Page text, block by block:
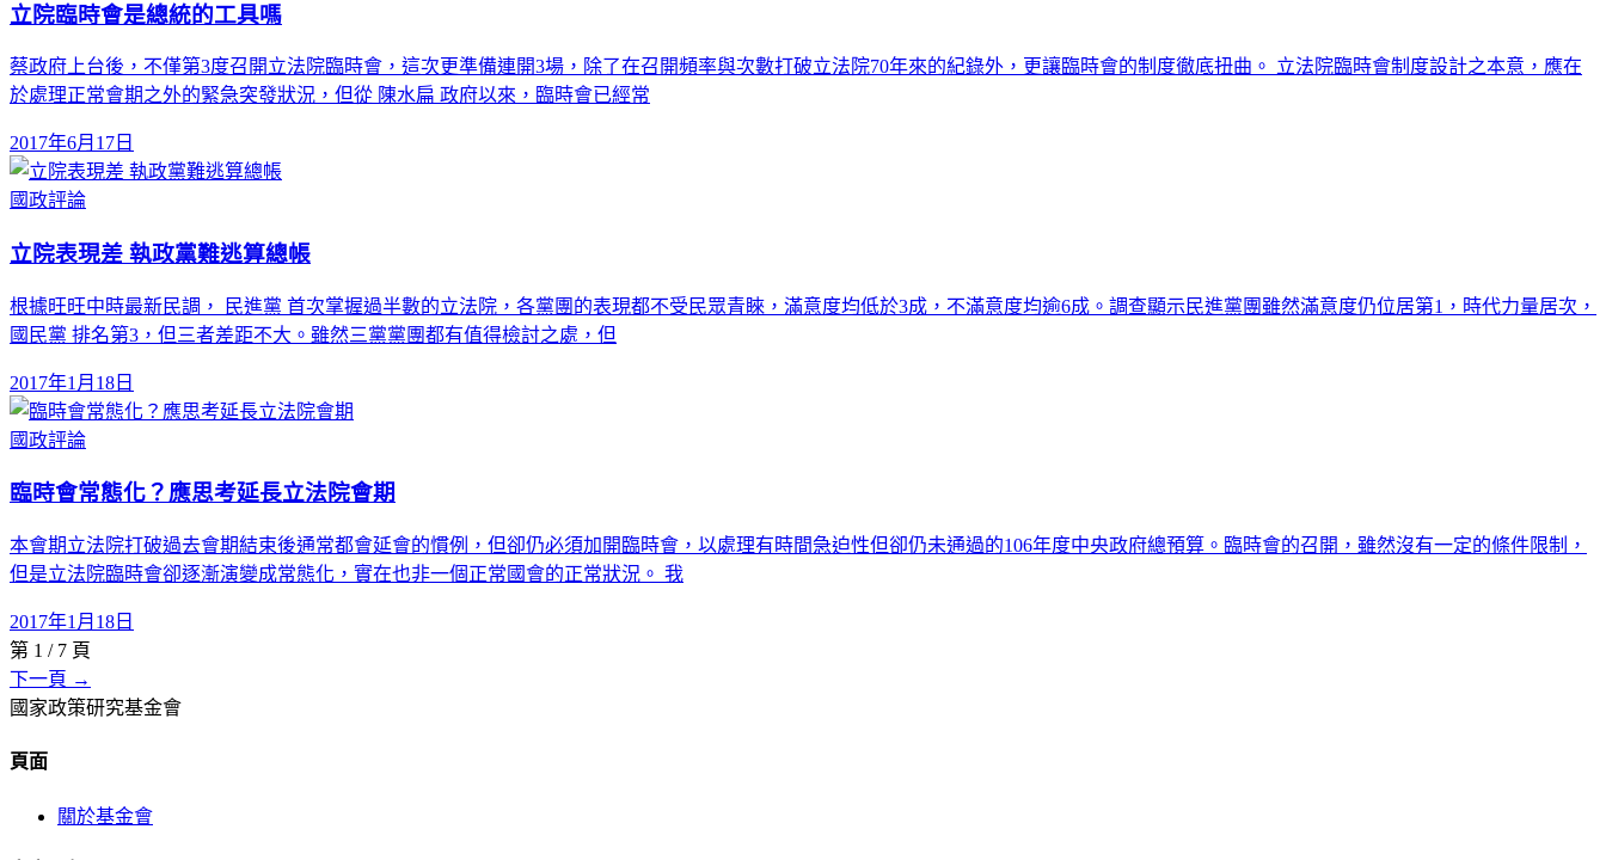
立院臨時會是總統的工具嗎
蔡政府上台後，不僅第3度召開立法院臨時會，這次更準備連開3場，除了在召開頻率與次數打破立法院70年來的紀錄外，更讓臨時會的制度徹底扭曲。 立法院臨時會制度設計之本意，應在
於處理正常會期之外的緊急突發狀況，但從 陳水扁 政府以來，臨時會已經常
2017年6月17日
國政評論
立院表現差 執政黨難逃算總帳
根據旺旺中時最新民調， 民進黨 首次掌握過半數的立法院，各黨團的表現都不受民眾青睞，滿意度均低於3成，不滿意度均逾6成。調查顯示民進黨團雖然滿意度仍位居第1，時代力量居次，
國民黨 排名第3，但三者差距不大。雖然三黨黨團都有值得檢討之處，但
2017年1月18日
國政評論
臨時會常態化？應思考延長立法院會期
本會期立法院打破過去會期結束後通常都會延會的慣例，但卻仍必須加開臨時會，以處理有時間急迫性但卻仍未通過的106年度中央政府總預算。臨時會的召開，雖然沒有一定的條件限制，
但是立法院臨時會卻逐漸演變成常態化，實在也非一個正常國會的正常狀況。 我
2017年1月18日
第 1 / 7 頁
下一頁 →
國家政策研究基金會
頁面
關於基金會